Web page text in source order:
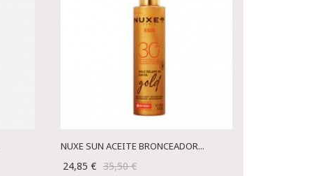
NUXE SUN ACEITE BRONCEADOR...
24,85 € 35,50 €